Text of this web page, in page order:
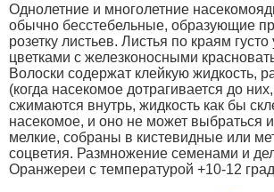
Однолетние и многолетние
обычно бесстебельные, образующие
розетку листьев. Листья по краям
цветками с железконосными
Волоски содержат клейкую жидкость,
(когда насекомое дотрагивается до
сжимаются внутрь, жидкость как бы
насекомое, и оно не может выбраться
мелкие, собраны в кистевидные или
соцветия. Размножение семенами и
Оранжереи с температурой +10-12